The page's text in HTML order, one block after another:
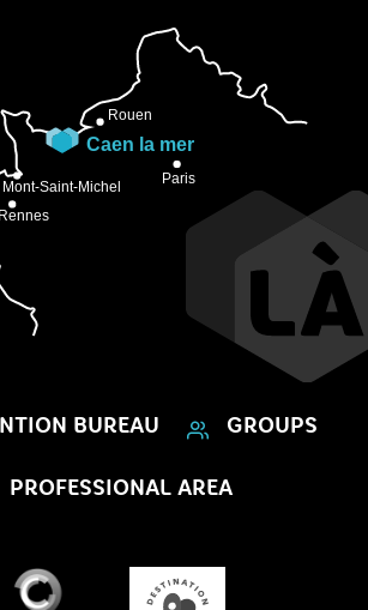
BUREAU GROUPS
PROFESSIONAL AREA